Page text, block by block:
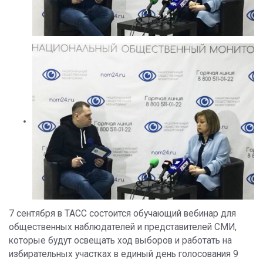
7 сентября в ТАСС состоится обучающий вебинар для
общественных наблюдателей и представителей СМИ,
которые будут освещать ход выборов и работать на
избирательных участках в единый день голосования 9